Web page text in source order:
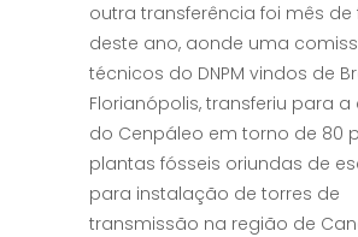
outra transferência foi mês de
deste ano, aonde uma
técnicos do DNPM vindos de
Florianópolis, transferiu para
do Cenpáleo em torno de 80
plantas fósseis oriundas de
para instalação de torres de
transmissão na região de